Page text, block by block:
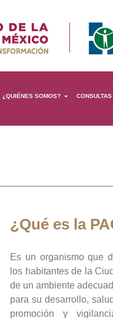
¿QUIÉNES SOMOS? CONSULTAS
¿Qué es la
Es un organismo que
los habitantes de la
de un ambiente
para su desarrollo,
promoción y